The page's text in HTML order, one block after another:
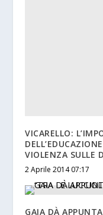
VICARELLO:
VIOLENZA SULLE
2 Aprile 2014 07:17
GAIA DÀ